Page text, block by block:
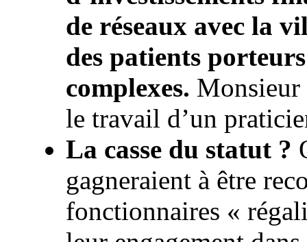
de réseaux avec la
des patients
complexes. Monsieur
le travail d’un
La casse du statut ?
gagneraient à être
fonctionnaires «